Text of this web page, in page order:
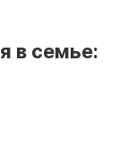
в семье: